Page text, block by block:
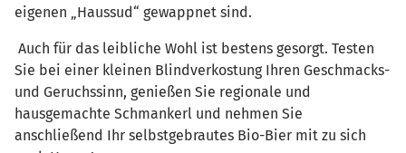
eigenen „Haussud“ gewappnet sind.
Auch für das leibliche Wohl ist bestens gesorgt. Testen
Sie bei einer kleinen Blindverkostung Ihren Geschmacks-
und Geruchssinn, genießen Sie regionale und
hausgemachte Schmankerl und nehmen Sie
anschließend Ihr selbstgebrautes Bio-Bier mit zu sich